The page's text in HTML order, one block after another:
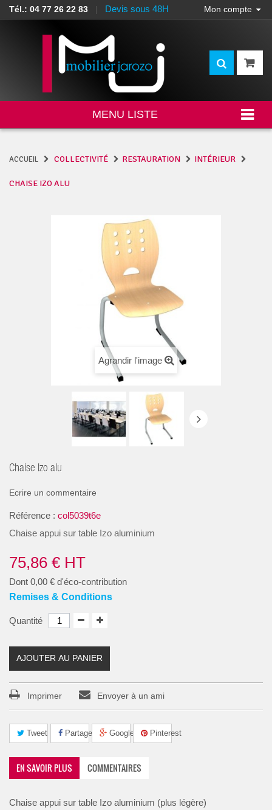
Tél.: 04 77 26 22 83 | Devis sous 48H Mon compte
MENU LISTE
ACCUEIL COLLECTIVITÉ RESTAURATION INTÉRIEUR
CHAISE IZO ALU
Agrandir l'image
Chaise Izo alu
Ecrire un commentaire
Référence : col5039t6e
Chaise appui sur table Izo aluminium
75,86 € HT
Dont 0,00 € d'éco-contribution
Remises & Conditions
Quantité
AJOUTER AU PANIER
Imprimer Envoyer à un ami
Tweet Partager Google+ Pinterest
EN SAVOIR PLUS COMMENTAIRES
Chaise appui sur table Izo aluminium (plus légère)